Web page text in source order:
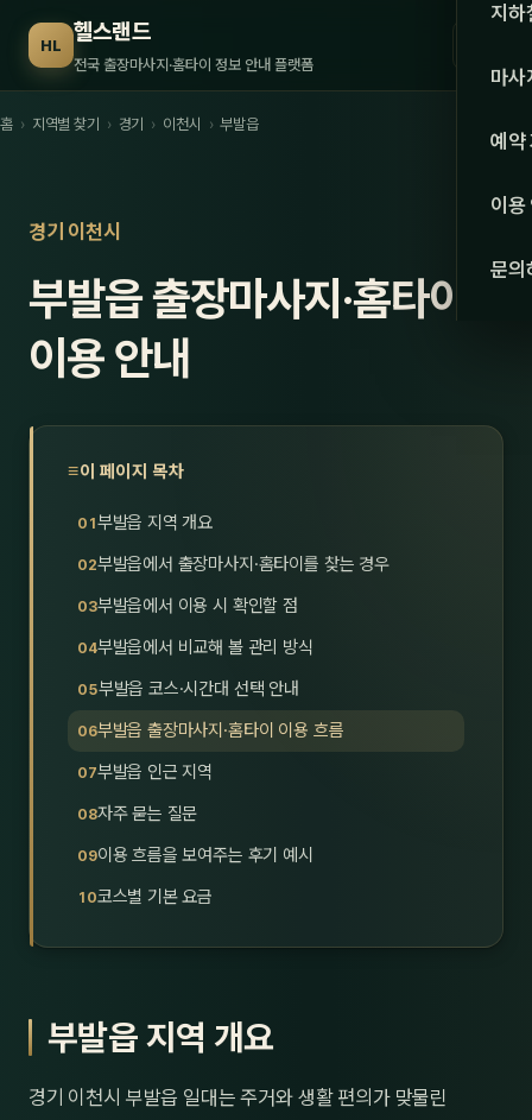
HL 헬스랜드
전국 출장마사지·홈타이 정보 안내 플랫폼 서울
강원·
강원
충북
울산
지하
마사
관리
스
24
예약
이용
문의
홈 › 지역별 찾기 › 경기 › 이천시 › 부발읍
경기 이천시
부발읍 출장마사지·홈타이
이용 안내
이 페이지 목차
부발읍 지역 개요
부발읍에서 출장마사지·홈타이를 찾는 경우
부발읍에서 이용 시 확인할 점
부발읍에서 비교해 볼 관리 방식
부발읍 코스·시간대 선택 안내
부발읍 출장마사지·홈타이 이용 흐름
부발읍 인근 지역
자주 묻는 질문
이용 흐름을 보여주는 후기 예시
코스별 기본 요금
부발읍 지역 개요
경기 이천시 부발읍 일대는 주거와 생활 편의가 맞물린